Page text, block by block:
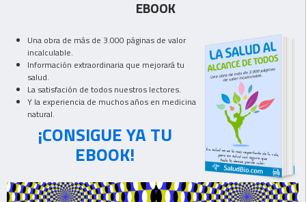
EBOOK
Una obra de más de 3.000 páginas de valor
incalculable.
Información extraordinaria que mejorará tu
salud.
La satisfación de todos nuestros lectores.
Y la experiencia de muchos años en medicina
natural.
¡CONSIGUE YA TU
EBOOK!